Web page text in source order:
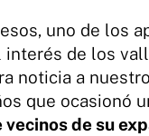
uno de los
interés de los
noticia a
que ocasionó
de su